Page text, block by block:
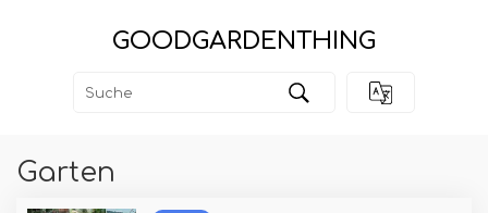
GOODGARDENTHING
Garten